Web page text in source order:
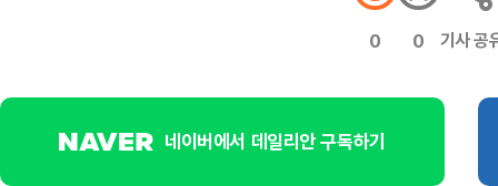
0 0 기사 공
네이버에서 데일리안 구독하기